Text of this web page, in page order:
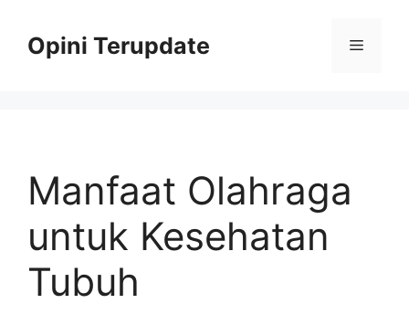
contentOpini Terupdate Menu
Manfaat Olahraga
untuk Kesehatan
Tubuh